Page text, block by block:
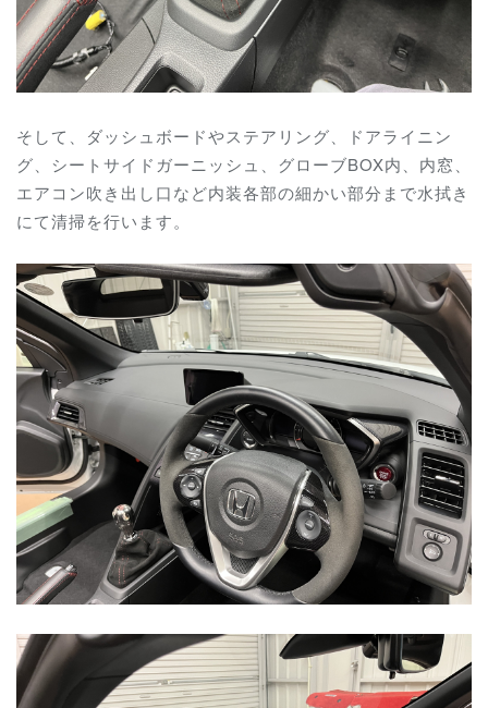
そして、ダッシュボードやステアリング、ドアライニン
グ、シートサイドガーニッシュ、グローブBOX内、内窓、
エアコン吹き出し口など内装各部の細かい部分まで水拭き
にて清掃を行います。